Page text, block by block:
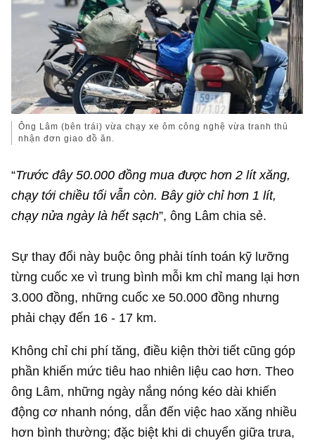
Ông Lâm (bên trái) vừa chạy xe ôm công nghệ vừa tranh thủ
nhận đơn giao đồ ăn.
“Trước đây 50.000 đồng mua được hơn 2 lít xăng,
chạy tới chiều tối vẫn còn. Bây giờ chỉ hơn 1 lít,
chạy nửa ngày là hết sạch”, ông Lâm chia sẻ.
Sự thay đổi này buộc ông phải tính toán kỹ lưỡng
từng cuốc xe vì trung bình mỗi km chỉ mang lại hơn
3.000 đồng, những cuốc xe 50.000 đồng nhưng
phải chạy đến 16 - 17 km.
Không chỉ chi phí tăng, điều kiện thời tiết cũng góp
phần khiến mức tiêu hao nhiên liệu cao hơn. Theo
ông Lâm, những ngày nắng nóng kéo dài khiến
động cơ nhanh nóng, dẫn đến việc hao xăng nhiều
hơn bình thường; đặc biệt khi di chuyển giữa trưa,